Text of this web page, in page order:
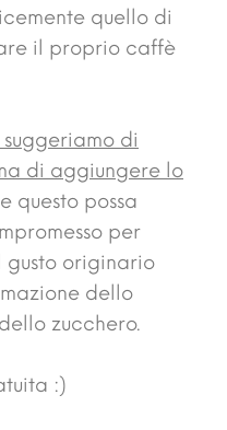
quello di
il proprio caffè
di
di aggiungere lo
questo possa
per
originario
dello
zucchero.
:)